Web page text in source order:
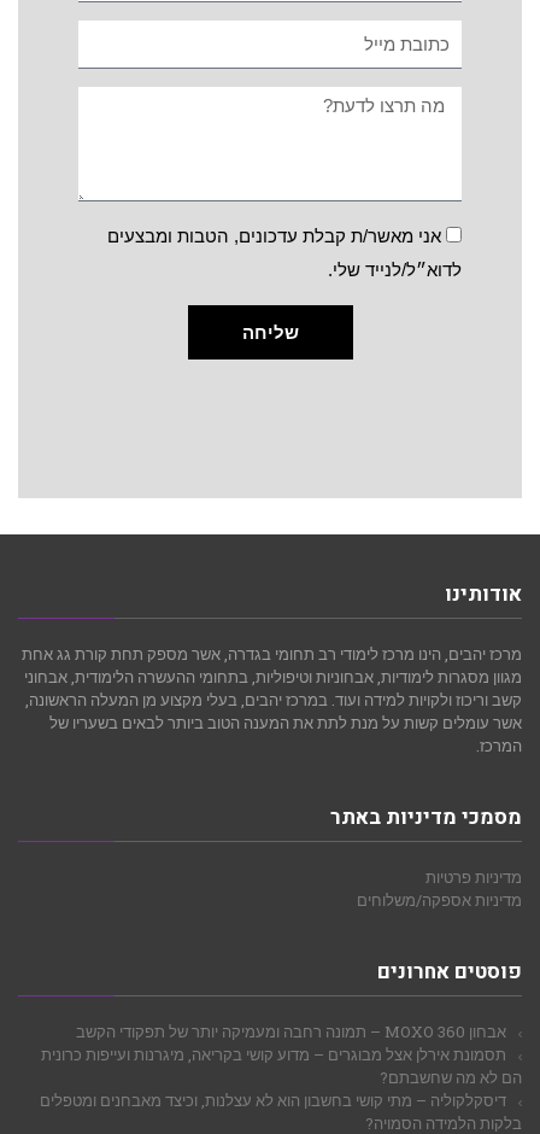
אני מאשר/ת קבלת עדכונים, הטבות ומבצעים
לדוא״ל/לנייד שלי.
שליחה
אודותינו
מרכז יהבים, הינו מרכז לימודי רב תחומי בגדרה, אשר מספק תחת קורת גג אחת
מגוון מסגרות לימודיות, אבחוניות וטיפוליות, בתחומי ההעשרה הלימודית, אבחוני
קשב וריכוז ולקויות למידה ועוד. במרכז יהבים, בעלי מקצוע מן המעלה הראשונה,
אשר עומלים קשות על מנת לתת את המענה הטוב ביותר לבאים בשעריו של
המרכז.
מסמכי מדיניות באתר
מדיניות פרטיות
מדיניות אספקה/משלוחים
פוסטים אחרונים
אבחון MOXO 360 – תמונה רחבה ומעמיקה יותר של תפקודי הקשב
תסמונת אירלן אצל מבוגרים – מדוע קושי בקריאה, מיגרנות ועייפות כרונית
הם לא מה שחשבתם?
דיסקלקוליה – מתי קושי בחשבון הוא לא עצלנות, וכיצד מאבחנים ומטפלים
בלקות הלמידה הסמויה?